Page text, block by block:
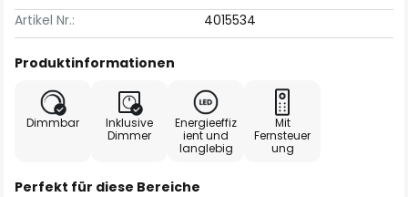
Artikel Nr.:
4015534
Produktinformationen
Dimmbar
Inklusive
Dimmer
Energieeffiz
ient und
langlebig
Mit
Fernsteuer
ung
Perfekt für diese Bereiche